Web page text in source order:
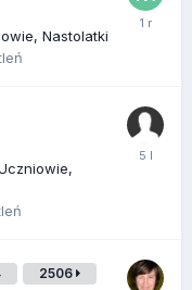
Nastolatki
2506